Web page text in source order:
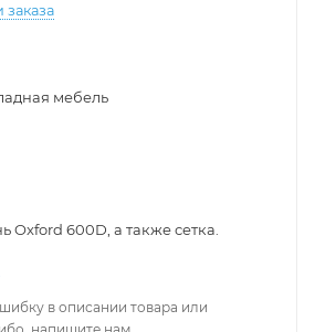
мебель
Oxford 600D, а также сетка.
в описании товара или
напишите нам